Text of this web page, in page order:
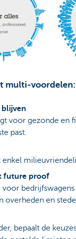
multi-voordelen:
blijven
voor gezonde en
past.
enkel
future proof
voor
overheden en
bepaalt de